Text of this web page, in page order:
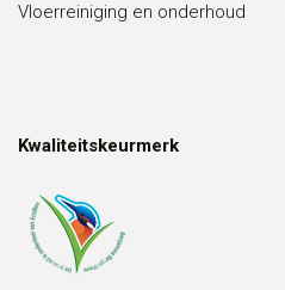
Vloerreiniging en onderhoud
Kwaliteitskeurmerk